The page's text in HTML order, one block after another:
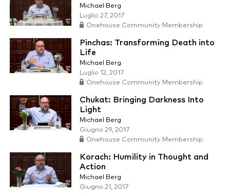
Michael Berg
Luglio 27, 2017
Onehouse Community Membership
Pinchas: Transforming Death into
Life
Michael Berg
Luglio 12, 2017
Onehouse Community Membership
Chukat: Bringing Darkness Into
Light
Michael Berg
Giugno 29, 2017
Onehouse Community Membership
Korach: Humility in Thought and
Action
Michael Berg
Giugno 21, 2017